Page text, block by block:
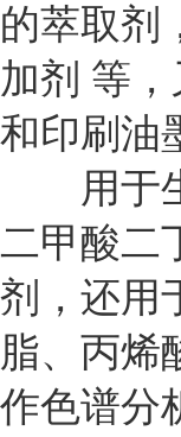
的萃取剂
加剂 等
和印刷油
用于
二甲酸二
剂，还用
脂、丙烯
作色谱分